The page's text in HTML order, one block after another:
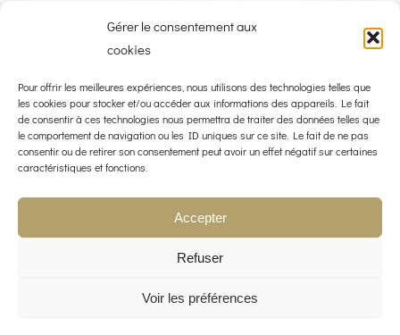
Gérer le consentement aux
cookies
Pour offrir les meilleures expériences, nous utilisons des technologies telles que
les cookies pour stocker et/ou accéder aux informations des appareils. Le fait
de consentir à ces technologies nous permettra de traiter des données telles que
le comportement de navigation ou les ID uniques sur ce site. Le fait de ne pas
consentir ou de retirer son consentement peut avoir un effet négatif sur certaines
caractéristiques et fonctions.
Accepter
Refuser
Voir les préférences
Enregistrer mon nom, mon e-mail et mon site dans le navigateur pour mon
prochain commentaire.
© COPYRIGHT 2023 - THE WIND ROSE - WEBDESIGN :